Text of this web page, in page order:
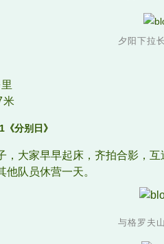
夕阳下拉
米
《分别日》
，大家早早起床，齐拍合影，
他队员休营一天。
与格罗夫